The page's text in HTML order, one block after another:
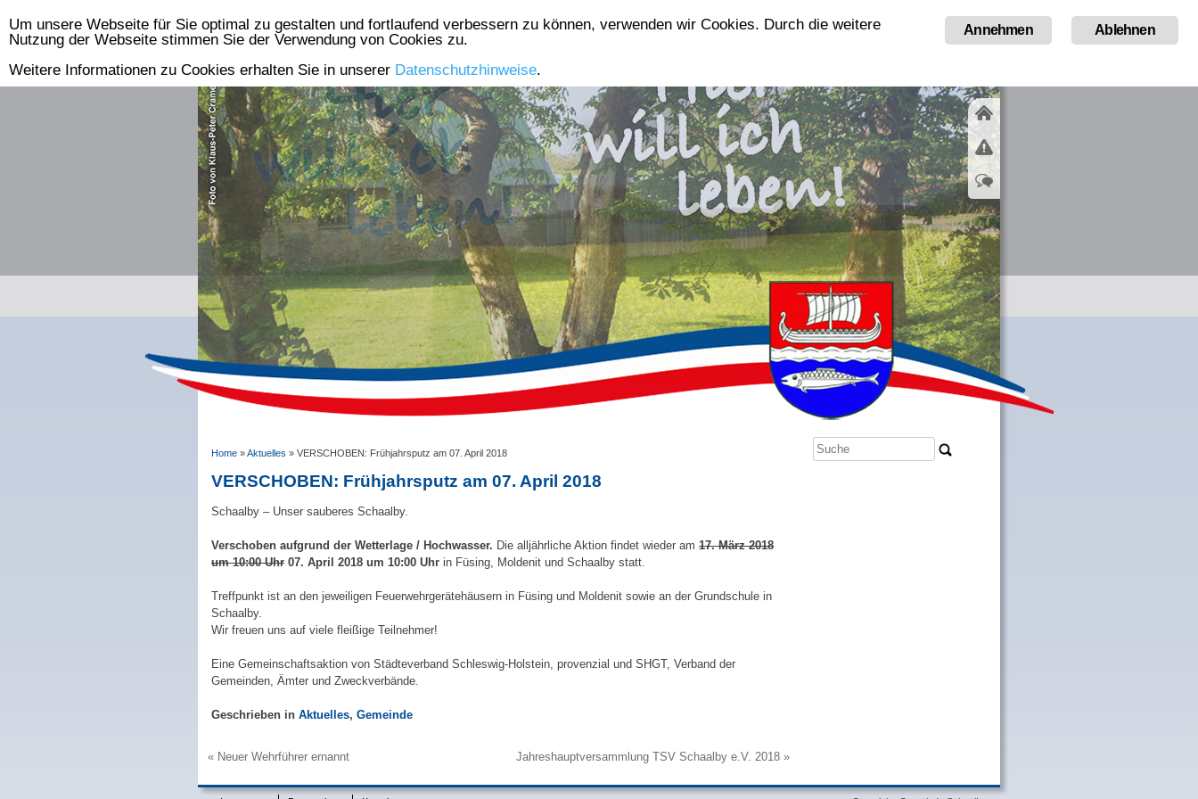
Skip
content
Die Gemeinde Aktuelles Gewerbe Vereine Tourismus
Home »Aktuelles » VERSCHOBEN: Frühjahrsputz am 07. April 2018
VERSCHOBEN: Frühjahrsputz am 07. April 2018
Schaalby – Unser sauberes Schaalby.
Verschoben aufgrund der Wetterlage / Hochwasser. Die alljährliche Aktion findet wieder am 17. März 2018
um 10:00 Uhr 07. April 2018 um 10:00 Uhr in Füsing, Moldenit und Schaalby statt.
Treffpunkt ist an den jeweiligen Feuerwehrgerätehäusern in Füsing und Moldenit sowie an der Grundschule in
Schaalby.
Wir freuen uns auf viele fleißige Teilnehmer!
Eine Gemeinschaftsaktion von Städteverband Schleswig-Holstein, provenzial und SHGT, Verband der
Gemeinden, Ämter und Zweckverbände.
Geschrieben in Aktuelles, Gemeinde
Neuer Wehrführer ernannt Jahreshauptversammlung TSV Schaalby e.V. 2018
Ablehnen
Annehmen
Um unsere Webseite für Sie optimal zu gestalten und fortlaufend verbessern zu können, verwenden wir Cookies. Durch die weitere
Nutzung der Webseite stimmen Sie der Verwendung von Cookies zu.
Weitere Informationen zu Cookies erhalten Sie in unserer Datenschutzhinweise.